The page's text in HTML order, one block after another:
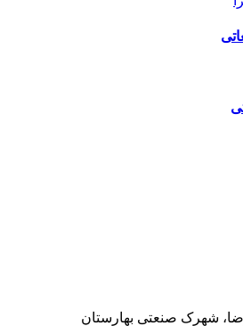
رضا، شهرک صنعتی بهارستان